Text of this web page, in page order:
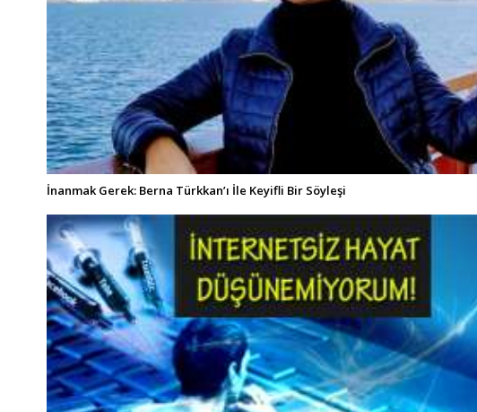
İnanmak Gerek: Berna Türkkan’ı İle Keyifli Bir Söyleşi